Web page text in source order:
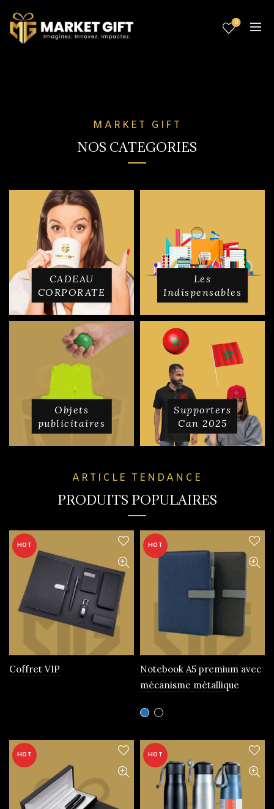
0
MARKET GIFT
NOS CATEGORIES
CADEAU
CORPORATE
Les
Indispensables
Objets
publicitaires
Supporters
Can 2025
ARTICLE TENDANCE
PRODUITS POPULAIRES
HOT
Coffret VIP
HOT
Notebook A5 premium avec
mécanisme métallique
Ce
produit
plusieurs
variations.
options
HOT HOT